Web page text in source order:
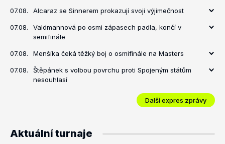
07.08. Alcaraz se Sinnerem prokazují svoji výjimečnost
07.08.
Valdmannová po osmi zápasech padla, končí v
semifinále
07.08. Menšíka čeká těžký boj o osmifinále na Masters
07.08.
Štěpánek s volbou povrchu proti Spojeným státům
nesouhlasí
Další expres zprávy
Aktuální turnaje